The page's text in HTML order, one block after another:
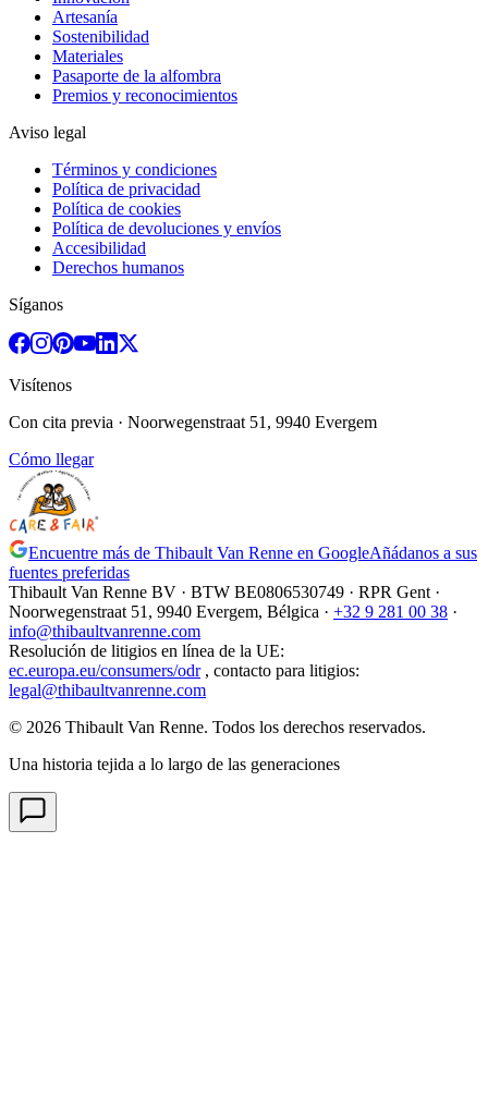
Artesanía
Sostenibilidad
Materiales
Pasaporte de la alfombra
Premios y reconocimientos
Aviso legal
Términos y condiciones
Política de privacidad
Política de cookies
Política de devoluciones y envíos
Accesibilidad
Derechos humanos
Síganos
Visítenos
Con cita previa · Noorwegenstraat 51, 9940 Evergem
Cómo llegar
Encuentre más de Thibault Van Renne en GoogleAñádanos a sus
fuentes preferidas
Thibault Van Renne BV · BTW BE0806530749 · RPR Gent ·
Noorwegenstraat 51, 9940 Evergem, Bélgica · +32 9 281 00 38 ·
info@thibaultvanrenne.com
Resolución de litigios en línea de la UE:
ec.europa.eu/consumers/odr , contacto para litigios:
legal@thibaultvanrenne.com
© 2026 Thibault Van Renne. Todos los derechos reservados.
Una historia tejida a lo largo de las generaciones